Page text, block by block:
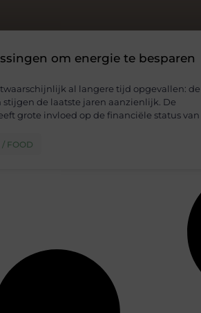
om energie te besparen
al langere tijd opgevallen: de
de laatste jaren aanzienlijk. De
grote invloed op de financiële status van
/ FOOD